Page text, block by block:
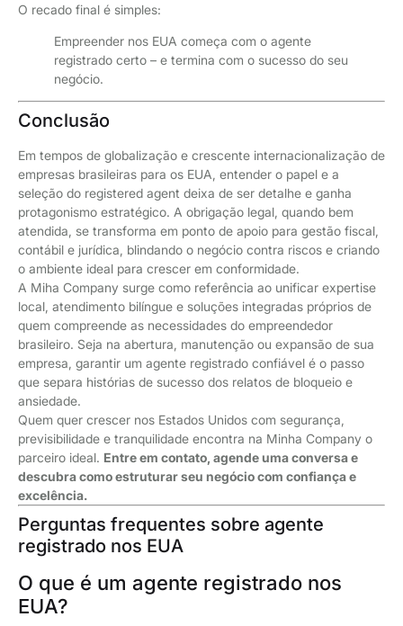
O recado final é simples:
Empreender nos EUA começa com o agente
registrado certo – e termina com o sucesso do seu
negócio.
Conclusão
Em tempos de globalização e crescente internacionalização de
empresas brasileiras para os EUA, entender o papel e a
seleção do registered agent deixa de ser detalhe e ganha
protagonismo estratégico. A obrigação legal, quando bem
atendida, se transforma em ponto de apoio para gestão fiscal,
contábil e jurídica, blindando o negócio contra riscos e criando
o ambiente ideal para crescer em conformidade.
A Miha Company surge como referência ao unificar expertise
local, atendimento bilíngue e soluções integradas próprios de
quem compreende as necessidades do empreendedor
brasileiro. Seja na abertura, manutenção ou expansão de sua
empresa, garantir um agente registrado confiável é o passo
que separa histórias de sucesso dos relatos de bloqueio e
ansiedade.
Quem quer crescer nos Estados Unidos com segurança,
previsibilidade e tranquilidade encontra na Minha Company o
parceiro ideal. Entre em contato, agende uma conversa e
descubra como estruturar seu negócio com confiança e
excelência.
Perguntas frequentes sobre agente
registrado nos EUA
O que é um agente registrado nos
EUA?